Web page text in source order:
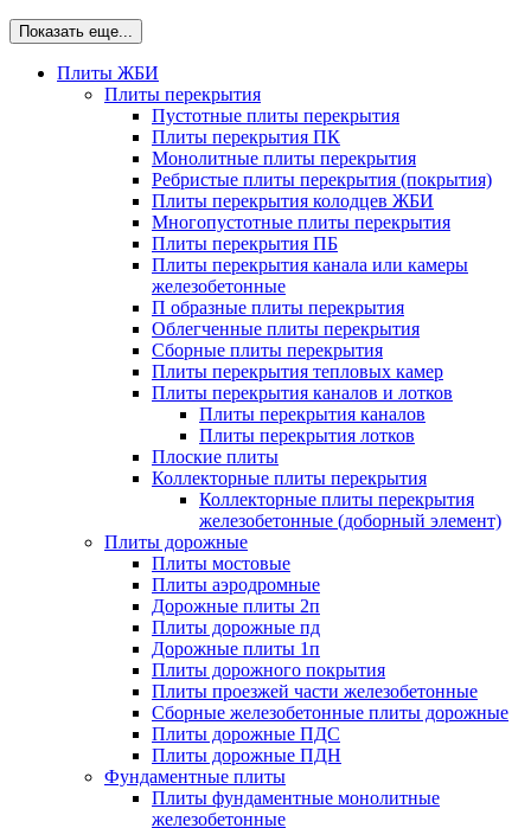
Показать еще...
Плиты ЖБИ
Плиты перекрытия
Пустотные плиты перекрытия
Плиты перекрытия ПК
Монолитные плиты перекрытия
Ребристые плиты перекрытия (покрытия)
Плиты перекрытия колодцев ЖБИ
Многопустотные плиты перекрытия
Плиты перекрытия ПБ
Плиты перекрытия канала или камеры
железобетонные
П образные плиты перекрытия
Облегченные плиты перекрытия
Сборные плиты перекрытия
Плиты перекрытия тепловых камер
Плиты перекрытия каналов и лотков
Плиты перекрытия каналов
Плиты перекрытия лотков
Плоские плиты
Коллекторные плиты перекрытия
Коллекторные плиты перекрытия
железобетонные (доборный элемент)
Плиты дорожные
Плиты мостовые
Плиты аэродромные
Дорожные плиты 2п
Плиты дорожные пд
Дорожные плиты 1п
Плиты дорожного покрытия
Плиты проезжей части железобетонные
Сборные железобетонные плиты дорожные
Плиты дорожные ПДС
Плиты дорожные ПДН
Фундаментные плиты
Плиты фундаментные монолитные
железобетонные